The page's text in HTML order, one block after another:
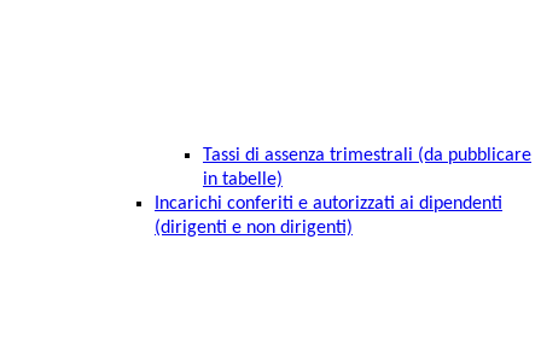
Tassi di assenza trimestrali (da pubblicare
in tabelle)
Incarichi conferiti e autorizzati ai dipendenti
(dirigenti e non dirigenti)